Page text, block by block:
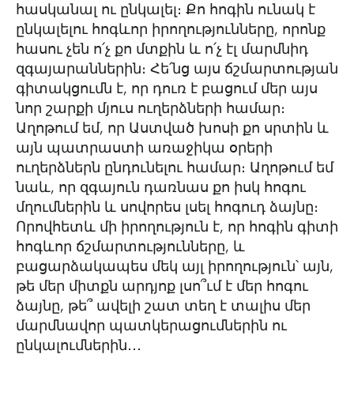
հասկանալ ու ընկալել։ Քո հոգին ունակ է
ընկալելու հոգևոր իրողությունները, որոնք
հասու չեն ո՛չ քո մտքին և ո՛չ էլ մարմնիդ
զգայարաններին։ Հե՛նց այս ճշմարտության
գիտակցումն է, որ դուռ է բացում մեր այս
նոր շարքի մյուս ուղերձների համար։
Աղոթում եմ, որ Աստված խոսի քո սրտին և
այն պատրաստի առաջիկա օրերի
ուղերձներն ընդունելու համար։ Աղոթում եմ
նաև, որ զգայուն դառնաս քո իսկ հոգու
մղումներին և սովորես լսել հոգուդ ձայնը։
Որովհետև մի իրողություն է, որ հոգին գիտի
հոգևոր ճշմարտությունները, և
բացարձակապես մեկ այլ իրողություն՝ այն,
թե մեր միտքն արդյոք լսո՞ւմ է մեր հոգու
ձայնը, թե՞ ավելի շատ տեղ է տալիս մեր
մարմնավոր պատկերացումներին ու
ընկալումներին․․․